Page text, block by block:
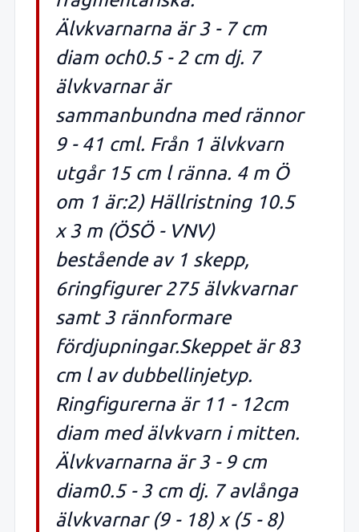
Älvkvarnarna är 3 - 7 cm
diam och0.5 - 2 cm dj. 7
älvkvarnar är
sammanbundna med rännor
9 - 41 cml. Från 1 älvkvarn
utgår 15 cm l ränna. 4 m Ö
om 1 är:2) Hällristning 10.5
x 3 m (ÖSÖ - VNV)
bestående av 1 skepp,
6ringfigurer 275 älvkvarnar
samt 3 rännformare
fördjupningar.Skeppet är 83
cm l av dubbellinjetyp.
Ringfigurerna är 11 - 12cm
diam med älvkvarn i mitten.
Älvkvarnarna är 3 - 9 cm
diam0.5 - 3 cm dj. 7 avlånga
älvkvarnar (9 - 18) x (5 - 8)